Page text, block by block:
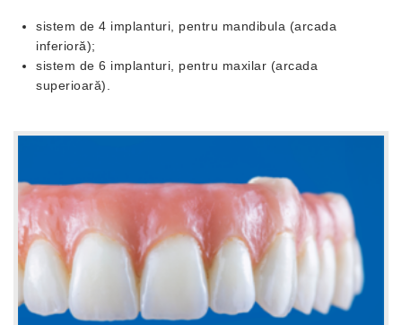
sistem de 4 implanturi, pentru mandibula (arcada
inferioră);
sistem de 6 implanturi, pentru maxilar (arcada
superioară).